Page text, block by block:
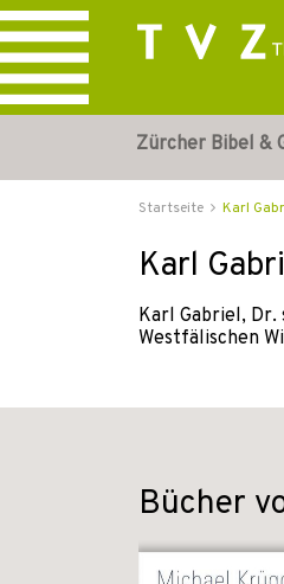
Zürcher Bibel &
Startseite Karl
Karl
Karl Gabriel,
Westfälischen
Bücher